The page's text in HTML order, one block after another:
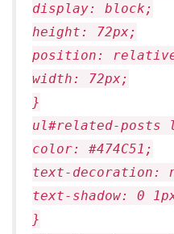
display: block;
height: 72px;
position:
width: 72px;
}
ul#related-
color: #474C51;
text-decoration:
text-shadow: 0
}